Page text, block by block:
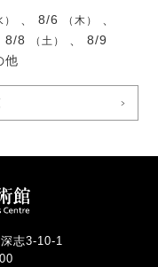
） 、 8/6 （木）
8/8 （土） 、 8/9
他
志3-10-1